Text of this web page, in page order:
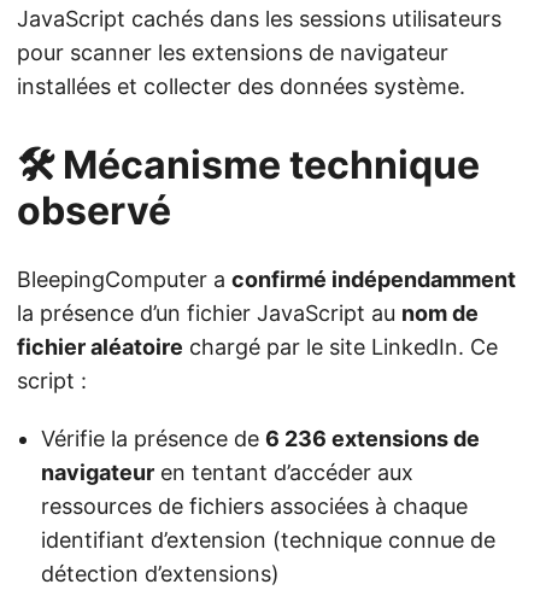
JavaScript cachés dans les sessions utilisateurs
pour scanner les extensions de navigateur
installées et collecter des données système.
🛠️ Mécanisme technique
observé
BleepingComputer a confirmé indépendamment
la présence d’un fichier JavaScript au nom de
fichier aléatoire chargé par le site LinkedIn. Ce
script :
Vérifie la présence de 6 236 extensions de
navigateur en tentant d’accéder aux
ressources de fichiers associées à chaque
identifiant d’extension (technique connue de
détection d’extensions)